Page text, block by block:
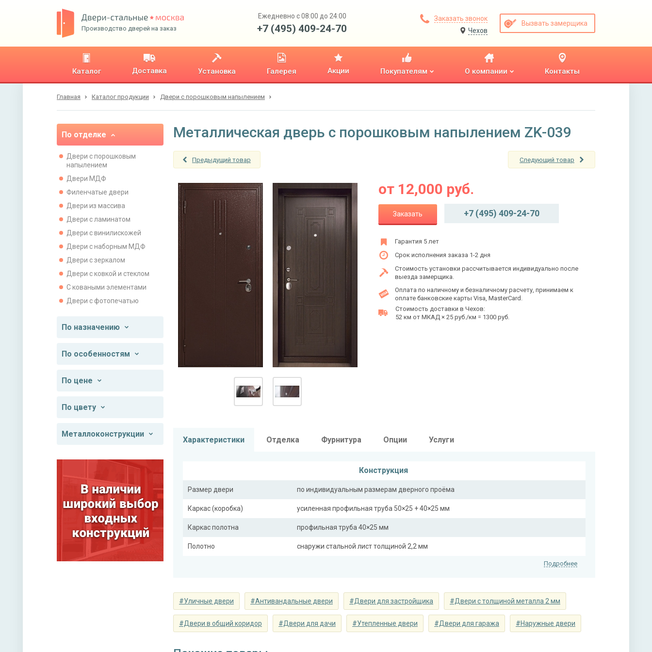
Производство дверей на заказ
Ежедневно с 08:00 до 24:00
+7 (495) 409-24-70
Заказать звонок
Чехов
Вызвать замерщика
Каталог Доставка Установка Галерея Акции Покупателям О компании Контакты
Главная Каталог продукции Двери с порошковым напылением
По отделке
Двери с порошковым
напылением
Двери МДФ
Филенчатые двери
Двери из массива
Двери с ламинатом
Двери с винилискожей
Двери с наборным МДФ
Двери с зеркалом
Двери с ковкой и стеклом
С коваными элементами
Двери с фотопечатью
По назначению
По особенностям
По цене
По цвету
Металлоконструкции
Металлическая дверь с порошковым напылением ZK-039
Предыдущий товар Следующий товар
от 12,000 руб.
Заказать +7 (495) 409-24-70
Гарантия 5 лет
Срок исполнения заказа 1-2 дня
Стоимость установки рассчитывается индивидуально после
выезда замерщика.
Оплата по наличному и безналичному расчету, принимаем к
оплате банковские карты Visa, MasterCard.
Стоимость доставки в Чехов:
52 км от МКАД × 25 руб./км = 1300 руб.
Характеристики Отделка Фурнитура Опции Услуги
Конструкция
Размер двери по индивидуальным размерам дверного проёма
Каркас (коробка) усиленная профильная труба 50×25 + 40×25 мм
Каркас полотна профильная труба 40×25 мм
Полотно снаружи стальной лист толщиной 2,2 мм
Отделка
Отделка снаружи порошковое напыление с рисунком на металле (цвет на выбор)
Подробнее
#Уличные двери #Антивандальные двери #Двери для застройщика #Двери с толщиной металла 2 мм
#Двери в общий коридор #Двери для дачи #Утепленные двери #Двери для гаража #Наружные двери